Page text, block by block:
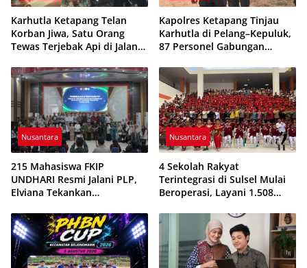
Karhutla Ketapang Telan
Korban Jiwa, Satu Orang
Tewas Terjebak Api di Jalan
Kapolres Ketapang Tinjau
Karhutla di Pelang–Kepuluk,
87 Personel Gabungan
Nusantara
215 Mahasiswa FKIP
UNDHARI Resmi Jalani PLP,
Elviana Tekankan
dan Profesionalisme Calon
Guru
Nusantara
4 Sekolah Rakyat
Terintegrasi di Sulsel Mulai
Beroperasi, Layani 1.508
2026/2027